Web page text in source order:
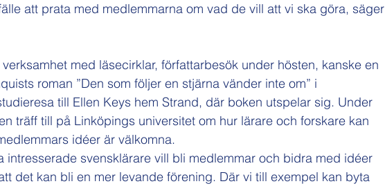
att prata med medlemmarna om vad de vill att vi ska göra, säger
med läsecirklar, författarbesök under hösten, kanske en
roman ”Den som följer en stjärna vänder inte om” i
till Ellen Keys hem Strand, där boken utspelar sig. Under
träff till på Linköpings universitet om hur lärare och forskare kan
idéer är välkomna.
intresserade svensklärare vill bli medlemmar och bidra med idéer
det kan bli en mer levande förening. Där vi till exempel kan byta